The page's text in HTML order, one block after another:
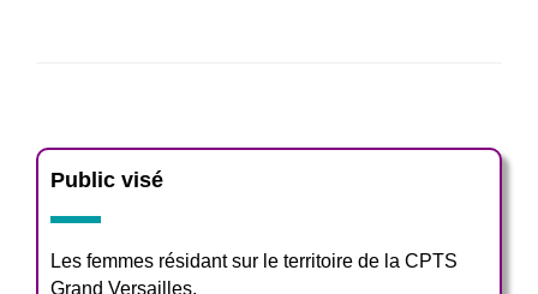
Public visé
Les femmes résidant sur le territoire de la CPTS
Grand Versailles.